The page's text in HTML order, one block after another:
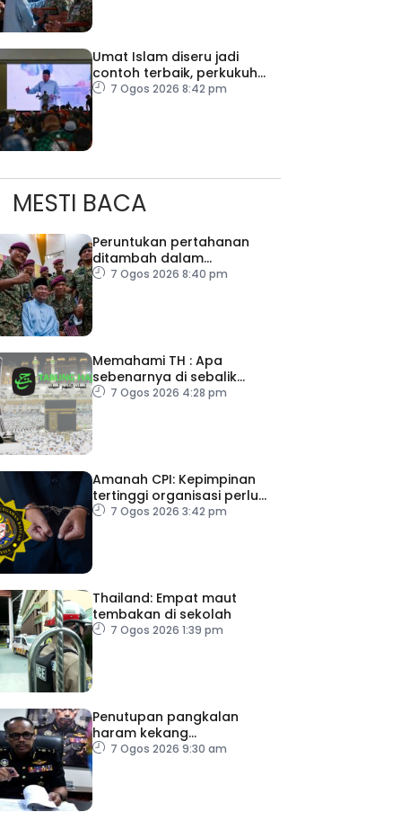
Umat Islam diseru jadi
contoh terbaik, perkukuh
keharmonian
7 Ogos 2026 8:42 pm
MESTI BACA
Peruntukan pertahanan
ditambah dalam
Belanjawan 2027
7 Ogos 2026 8:40 pm
Memahami TH : Apa
sebenarnya di sebalik
angka
7 Ogos 2026 4:28 pm
Amanah CPI: Kepimpinan
tertinggi organisasi perlu
pacu reformasi radikal
7 Ogos 2026 3:42 pm
Thailand: Empat maut
tembakan di sekolah
7 Ogos 2026 1:39 pm
Penutupan pangkalan
haram kekang
penyeludupan di Kelantan
7 Ogos 2026 9:30 am